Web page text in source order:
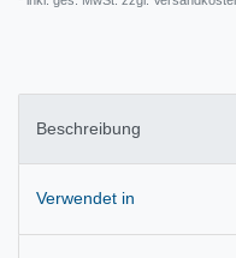
Beschreibung
Verwendet in